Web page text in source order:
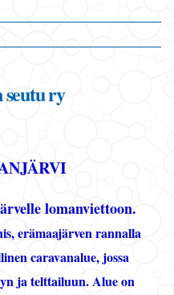
seutu ry
lomanviettoon.
erämaajärven rannalla
caravanalue, jossa
ja telttailuun. Alue on